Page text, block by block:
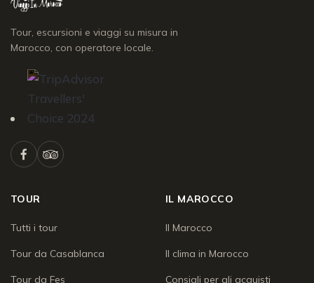
Tour, escursioni e viaggi su misura in
Marocco, con operatore locale.
TOUR
Tutti i tour
Tour da Casablanca
Tour da Fes
IL MAROCCO
Il Marocco
Il clima in Marocco
Consigli per gli acquisti